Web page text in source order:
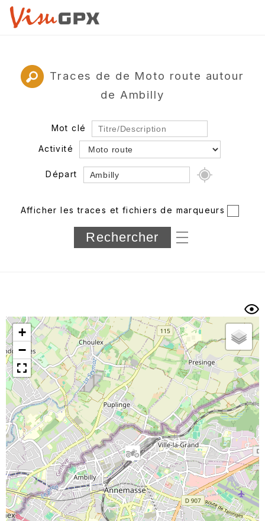
Traces de de Moto route autour
de Ambilly
Mot clé
Activité
Départ
Département
Longueur min/max
Trier par
Horodatage Photos
Afficher les traces et fichiers de marqueurs
+
−